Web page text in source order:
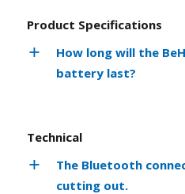
Product Specifications
How long will the
battery last?
Technical
The Bluetooth
cutting out.